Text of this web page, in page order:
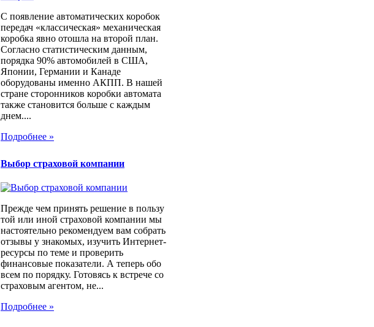
С появление автоматических коробок
передач «классическая» механическая
коробка явно отошла на второй план.
Согласно статистическим данным,
порядка 90% автомобилей в США,
Японии, Германии и Канаде
оборудованы именно АКПП. В нашей
стране сторонников коробки автомата
также становится больше с каждым
днем....
Подробнее »
Выбор страховой компании
Прежде чем принять решение в пользу
той или иной страховой компании мы
настоятельно рекомендуем вам собрать
отзывы у знакомых, изучить Интернет-
ресурсы по теме и проверить
финансовые показатели. А теперь обо
всем по порядку. Готовясь к встрече со
страховым агентом, не...
Подробнее »